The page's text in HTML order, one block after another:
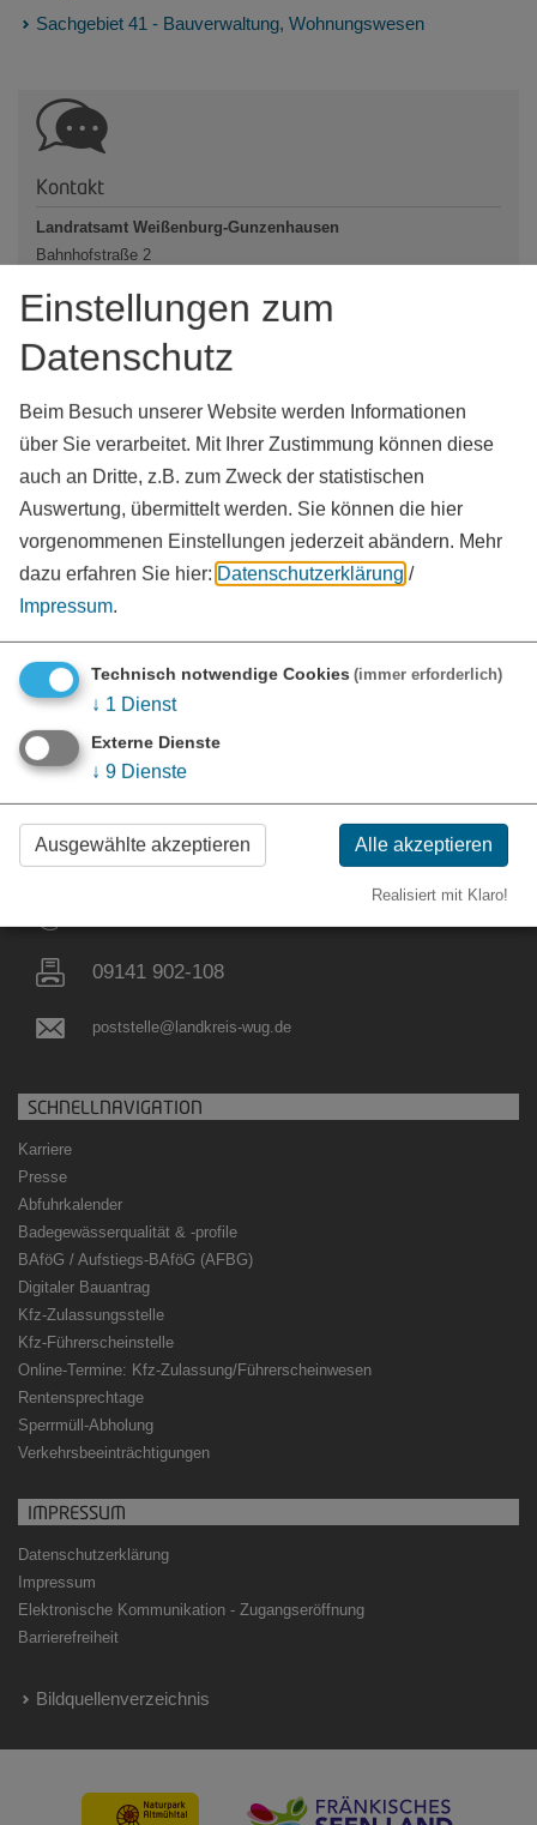
Sachgebiet 41 - Bauverwaltung, Wohnungswesen
Kontakt
Landratsamt Weißenburg-Gunzenhausen
Bahnhofstraße 2
Tel.:
09141 902-0
www.landkreis-wug.de
vCard
Landratsamt Weißenburg-Gunzenhausen
Bahnhofstraße 2
91781 Weißenburg i. Bay.
09141 902-108
poststelle@landkreis-wug.de
SCHNELLNAVIGATION
Karriere
Presse
Abfuhrkalender
Badegewässerqualität & -profile
BAföG / Aufstiegs-BAföG (AFBG)
Digitaler Bauantrag
Kfz-Zulassungsstelle
Kfz-Führerscheinstelle
Online-Termine: Kfz-Zulassung/Führerscheinwesen
Rentensprechtage
Sperrmüll-Abholung
Verkehrsbeeinträchtigungen
IMPRESSUM
Datenschutzerklärung
Impressum
Elektronische Kommunikation - Zugangseröffnung
Barrierefreiheit
Bildquellenverzeichnis
Einstellungen zum
Datenschutz
Beim Besuch unserer Website werden Informationen
über Sie verarbeitet. Mit Ihrer Zustimmung können diese
auch an Dritte, z.B. zum Zweck der statistischen
Auswertung, übermittelt werden. Sie können die hier
vorgenommenen Einstellungen jederzeit abändern. Mehr
dazu erfahren Sie hier: Datenschutzerklärung /
Impressum.
Technisch notwendige Cookies (immer erforderlich)
↓ 1 Dienst
Externe Dienste
↓ 9 Dienste
Ausgewählte akzeptieren Alle akzeptieren
Realisiert mit Klaro!